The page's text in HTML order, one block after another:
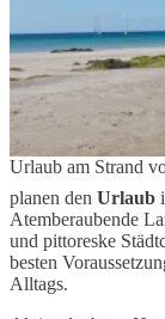
Urlaub am Strand
planen den Urlaub
Atemberaubende
und pittoreske
besten
Alltags.